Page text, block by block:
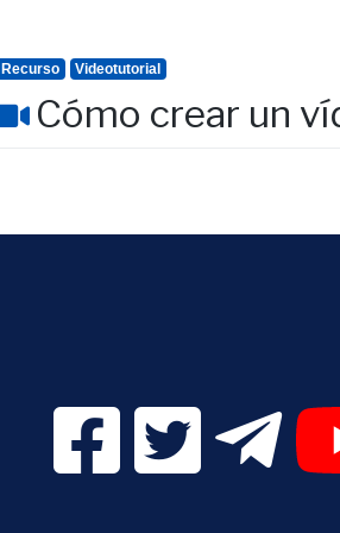
Recurso Videotutorial
Cómo crear un
Facebook Digital UVa (se
Twitter Digital